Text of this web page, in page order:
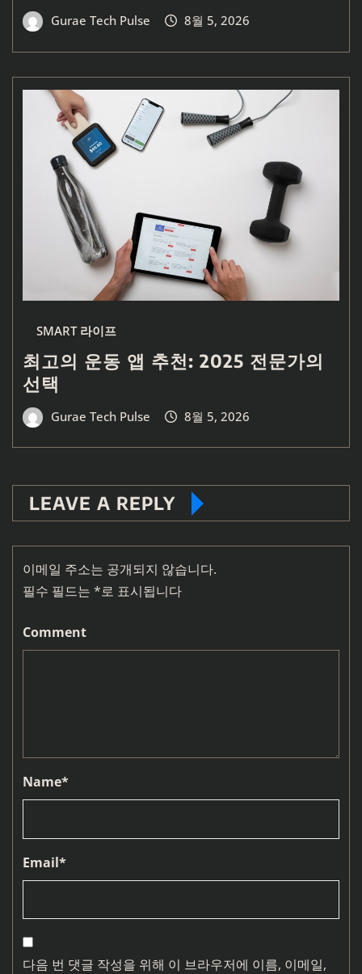
Gurae Tech Pulse 8월 5, 2026
SMART 라이프
최고의 운동 앱 추천: 2025 전문가의
선택
Gurae Tech Pulse 8월 5, 2026
LEAVE A REPLY
이메일 주소는 공개되지 않습니다.
필수 필드는 *로 표시됩니다
Comment
Name*
Email*
다음 번 댓글 작성을 위해 이 브라우저에 이름, 이메일,